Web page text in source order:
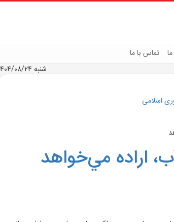
تماس با ما
شنبه 1404/08/24
اسلامی
اراده مي‌خواهد